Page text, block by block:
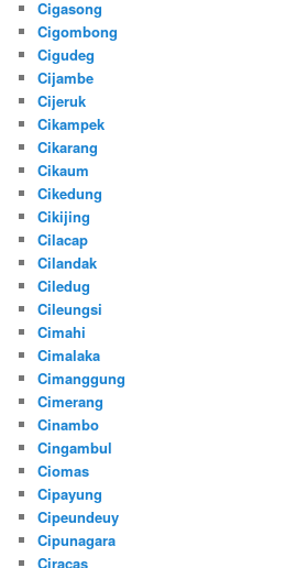
Cigasong
Cigombong
Cigudeg
Cijambe
Cijeruk
Cikampek
Cikarang
Cikaum
Cikedung
Cikijing
Cilacap
Cilandak
Ciledug
Cileungsi
Cimahi
Cimalaka
Cimanggung
Cimerang
Cinambo
Cingambul
Ciomas
Cipayung
Cipeundeuy
Cipunagara
Ciracas